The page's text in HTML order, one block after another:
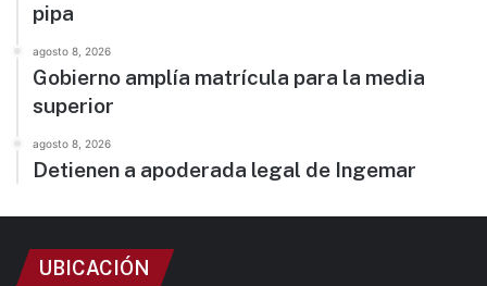
pipa
agosto 8, 2026
Gobierno amplía matrícula para la media
superior
agosto 8, 2026
Detienen a apoderada legal de Ingemar
UBICACIÓN